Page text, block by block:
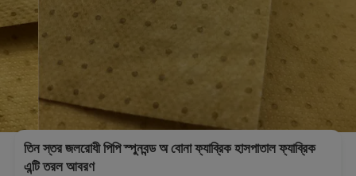
তিন স্তর জলরোধী পিপি স্পুনবন্ড অ বোনা ফ্যাব্রিক হাসপাতাল ফ্যাব্রিক
এন্টি তরল আবরণ